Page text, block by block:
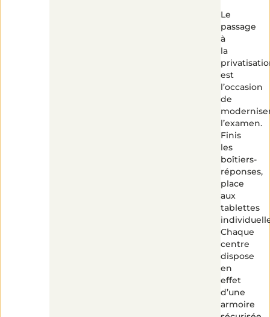
Le
passage
à
la
est
l’occasion
de
l’examen.
Finis
les
boîtiers-
réponses,
place
aux
tablettes
Chaque
centre
dispose
en
effet
d’une
armoire